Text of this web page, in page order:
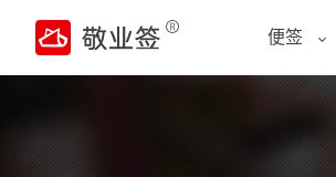
便签